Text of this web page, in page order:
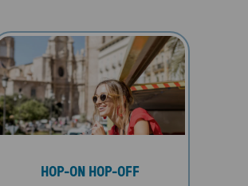
HOP-ON HOP-OFF